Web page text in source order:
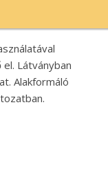
Látványban
Alakformáló